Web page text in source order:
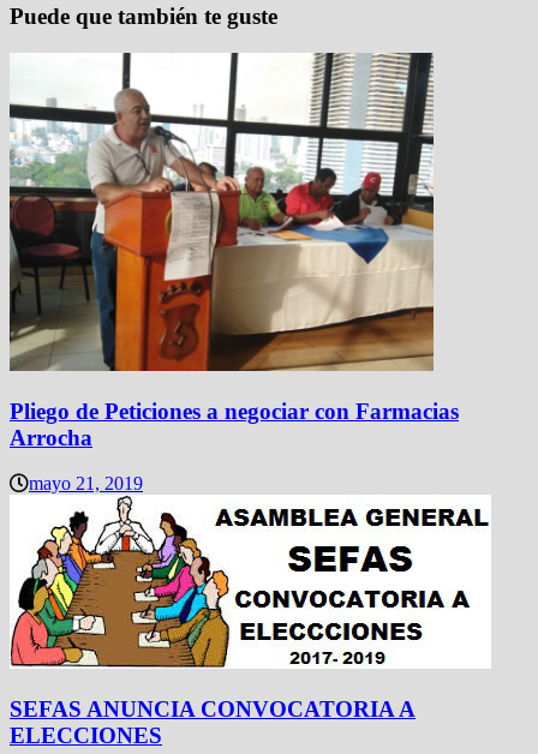
Puede que también te guste
Pliego de Peticiones a negociar con Farmacias
Arrocha
mayo 21, 2019
SEFAS ANUNCIA CONVOCATORIA A
ELECCIONES